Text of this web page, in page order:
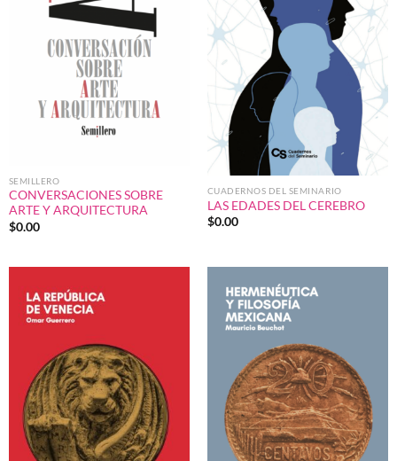
SEMILLERO
CONVERSACIONES SOBRE
ARTE Y ARQUITECTURA
$0.00
CUADERNOS DEL SEMINARIO
LAS EDADES DEL CEREBRO
$0.00